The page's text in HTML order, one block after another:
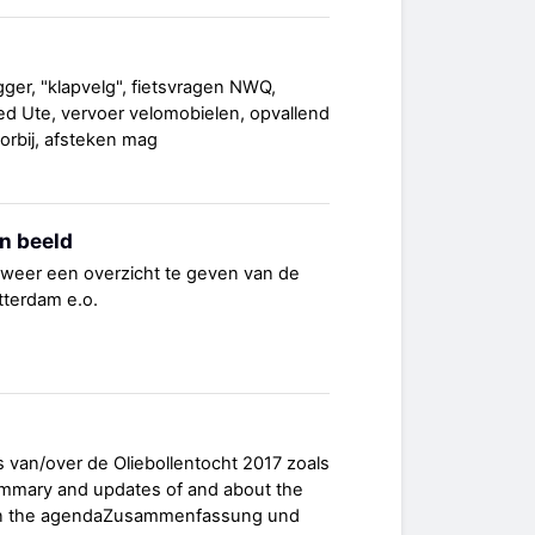
"klapvelg", fietsvragen NWQ,
Ute, vervoer velomobielen, opvallend
afsteken mag
beeld
een overzicht te geven van de
e.o.
over de Oliebollentocht 2017 zoals
and updates of and about the
the agendaZusammenfassung und